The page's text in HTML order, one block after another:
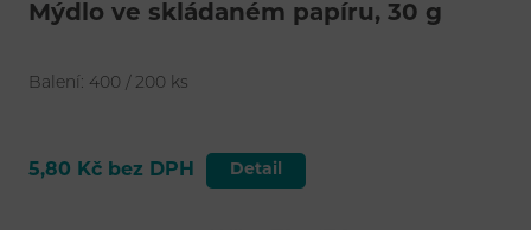
Mýdlo ve skládaném papíru, 30 g
Balení: 400 / 200 ks
5,80 Kč bez DPH Detail